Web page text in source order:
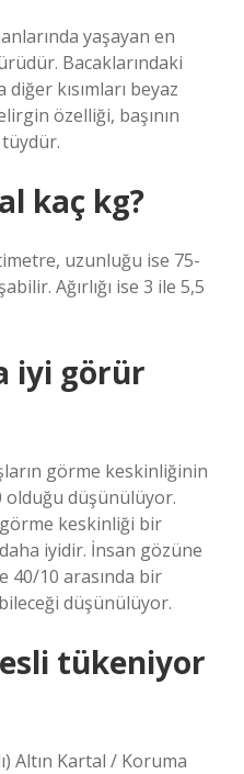
yaşayan en
Bacaklarındaki
kısımları beyaz
özelliği, başının
kaç kg?
uzunluğu ise 75-
Ağırlığı ise 3 ile 5,5
iyi görür
görme keskinliğinin
olduğu düşünülüyor.
keskinliği bir
iyidir. İnsan gözüne
40/10 arasında bir
düşünülüyor.
tükeniyor
Altın Kartal / Koruma